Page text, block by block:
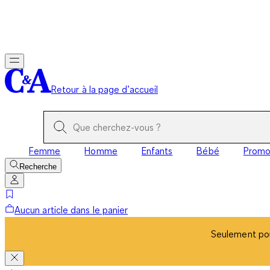
Retour à la page d’accueil
Femme Homme Enfants Bébé Promo
Recherche
Aucun article dans le panier
Seulement